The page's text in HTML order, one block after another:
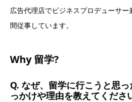
広告代理店でビジネスプロデューサ
間従事しています。
Why 留学?
Q. なぜ、留学に行こうと思
っかけや理由を教えてくださ